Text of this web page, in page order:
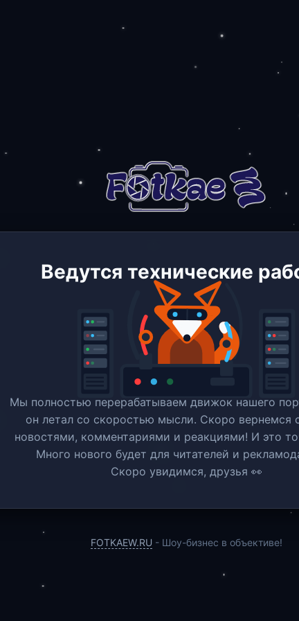
Ведутся технические
Мы полностью перерабатываем движок нашего
он летал со скоростью мысли. Скоро вернемся
новостями, комментариями и реакциями! И это
Много нового будет для читателей и
Скоро увидимся, друзья 👀
FOTKAEW.RU - Шоу-бизнес в объективе!